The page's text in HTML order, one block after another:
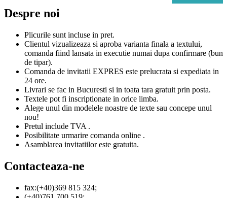
Despre noi
Plicurile sunt incluse in pret.
Clientul vizualizeaza si aproba varianta finala a textului,
comanda fiind lansata in executie numai dupa confirmare (bun
de tipar).
Comanda de invitatii EXPRES este prelucrata si expediata in
24 ore.
Livrari se fac in Bucuresti si in toata tara gratuit prin posta.
Textele pot fi inscriptionate in orice limba.
Alege unul din modelele noastre de texte sau concepe unul
nou!
Pretul include TVA .
Posibilitate urmarire comanda online .
Asamblarea invitatiilor este gratuita.
Contacteaza-ne
fax:(+40)369 815 324;